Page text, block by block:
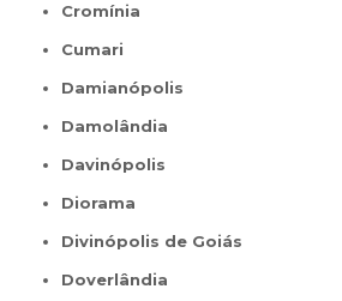
Cromínia
Cumari
Damianópolis
Damolândia
Davinópolis
Diorama
Divinópolis de Goiás
Doverlândia